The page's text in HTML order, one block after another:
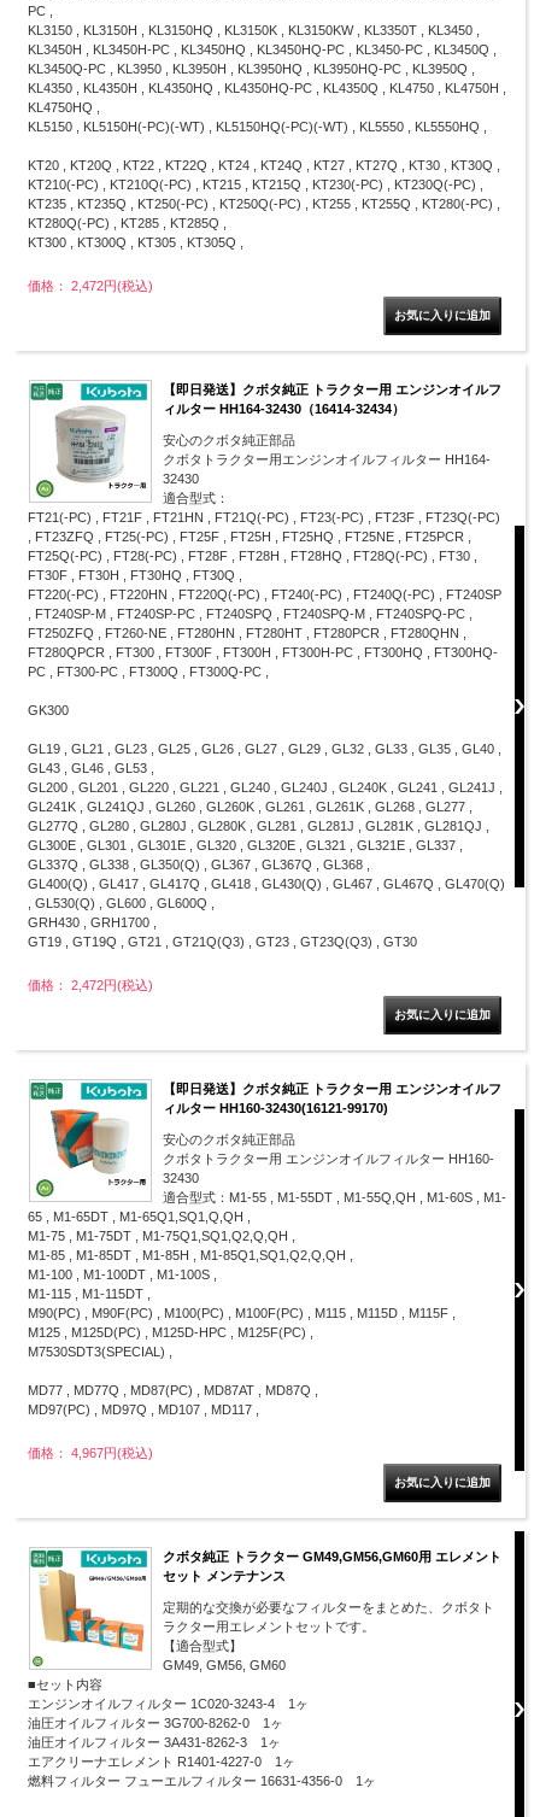
PC ,
KL3150 , KL3150H , KL3150HQ , KL3150K , KL3150KW , KL3350T , KL3450 ,
KL3450H , KL3450H-PC , KL3450HQ , KL3450HQ-PC , KL3450-PC , KL3450Q ,
KL3450Q-PC , KL3950 , KL3950H , KL3950HQ , KL3950HQ-PC , KL3950Q ,
KL4350 , KL4350H , KL4350HQ , KL4350HQ-PC , KL4350Q , KL4750 , KL4750H ,
KL4750HQ ,
KL5150 , KL5150H(-PC)(-WT) , KL5150HQ(-PC)(-WT) , KL5550 , KL5550HQ ,
KT20 , KT20Q , KT22 , KT22Q , KT24 , KT24Q , KT27 , KT27Q , KT30 , KT30Q ,
KT210(-PC) , KT210Q(-PC) , KT215 , KT215Q , KT230(-PC) , KT230Q(-PC) ,
KT235 , KT235Q , KT250(-PC) , KT250Q(-PC) , KT255 , KT255Q , KT280(-PC) ,
KT280Q(-PC) , KT285 , KT285Q ,
KT300 , KT300Q , KT305 , KT305Q ,
価格： 2,472円(税込)
【即日発送】クボタ純正 トラクター用 エンジンオイルフ
ィルター HH164-32430（16414-32434）
安心のクボタ純正部品
クボタトラクター用エンジンオイルフィルター HH164-
32430
適合型式：
FT21(-PC) , FT21F , FT21HN , FT21Q(-PC) , FT23(-PC) , FT23F , FT23Q(-PC)
, FT23ZFQ , FT25(-PC) , FT25F , FT25H , FT25HQ , FT25NE , FT25PCR ,
FT25Q(-PC) , FT28(-PC) , FT28F , FT28H , FT28HQ , FT28Q(-PC) , FT30 ,
FT30F , FT30H , FT30HQ , FT30Q ,
FT220(-PC) , FT220HN , FT220Q(-PC) , FT240(-PC) , FT240Q(-PC) , FT240SP
, FT240SP-M , FT240SP-PC , FT240SPQ , FT240SPQ-M , FT240SPQ-PC ,
FT250ZFQ , FT260-NE , FT280HN , FT280HT , FT280PCR , FT280QHN ,
FT280QPCR , FT300 , FT300F , FT300H , FT300H-PC , FT300HQ , FT300HQ-
PC , FT300-PC , FT300Q , FT300Q-PC ,
GK300
GL19 , GL21 , GL23 , GL25 , GL26 , GL27 , GL29 , GL32 , GL33 , GL35 , GL40 ,
GL43 , GL46 , GL53 ,
GL200 , GL201 , GL220 , GL221 , GL240 , GL240J , GL240K , GL241 , GL241J ,
GL241K , GL241QJ , GL260 , GL260K , GL261 , GL261K , GL268 , GL277 ,
GL277Q , GL280 , GL280J , GL280K , GL281 , GL281J , GL281K , GL281QJ ,
GL300E , GL301 , GL301E , GL320 , GL320E , GL321 , GL321E , GL337 ,
GL337Q , GL338 , GL350(Q) , GL367 , GL367Q , GL368 ,
GL400(Q) , GL417 , GL417Q , GL418 , GL430(Q) , GL467 , GL467Q , GL470(Q)
, GL530(Q) , GL600 , GL600Q ,
GRH430 , GRH1700 ,
GT19 , GT19Q , GT21 , GT21Q(Q3) , GT23 , GT23Q(Q3) , GT30
価格： 2,472円(税込)
【即日発送】クボタ純正 トラクター用 エンジンオイルフ
ィルター HH160-32430(16121-99170)
安心のクボタ純正部品
クボタトラクター用 エンジンオイルフィルター HH160-
32430
適合型式：M1-55 , M1-55DT , M1-55Q,QH , M1-60S , M1-
65 , M1-65DT , M1-65Q1,SQ1,Q,QH ,
M1-75 , M1-75DT , M1-75Q1,SQ1,Q2,Q,QH ,
M1-85 , M1-85DT , M1-85H , M1-85Q1,SQ1,Q2,Q,QH ,
M1-100 , M1-100DT , M1-100S ,
M1-115 , M1-115DT ,
M90(PC) , M90F(PC) , M100(PC) , M100F(PC) , M115 , M115D , M115F ,
M125 , M125D(PC) , M125D-HPC , M125F(PC) ,
M7530SDT3(SPECIAL) ,
MD77 , MD77Q , MD87(PC) , MD87AT , MD87Q ,
MD97(PC) , MD97Q , MD107 , MD117 ,
価格： 4,967円(税込)
クボタ純正 トラクター GM49,GM56,GM60用 エレメント
セット メンテナンス
定期的な交換が必要なフィルターをまとめた、クボタト
ラクター用エレメントセットです。
【適合型式】
GM49, GM56, GM60
■セット内容
エンジンオイルフィルター 1C020-3243-4 1ヶ
油圧オイルフィルター 3G700-8262-0 1ヶ
油圧オイルフィルター 3A431-8262-3 1ヶ
エアクリーナエレメント R1401-4227-0 1ヶ
燃料フィルター フューエルフィルター 16631-4356-0 1ヶ